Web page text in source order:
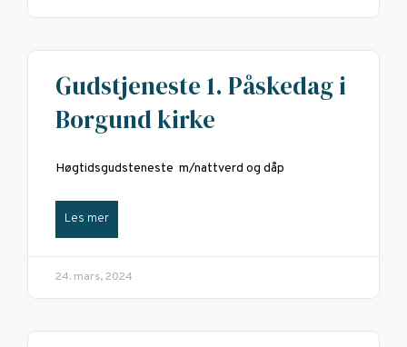
Gudstjeneste 1. Påskedag i
Borgund kirke
Høgtidsgudsteneste m/nattverd og dåp
Les mer
24. mars, 2024